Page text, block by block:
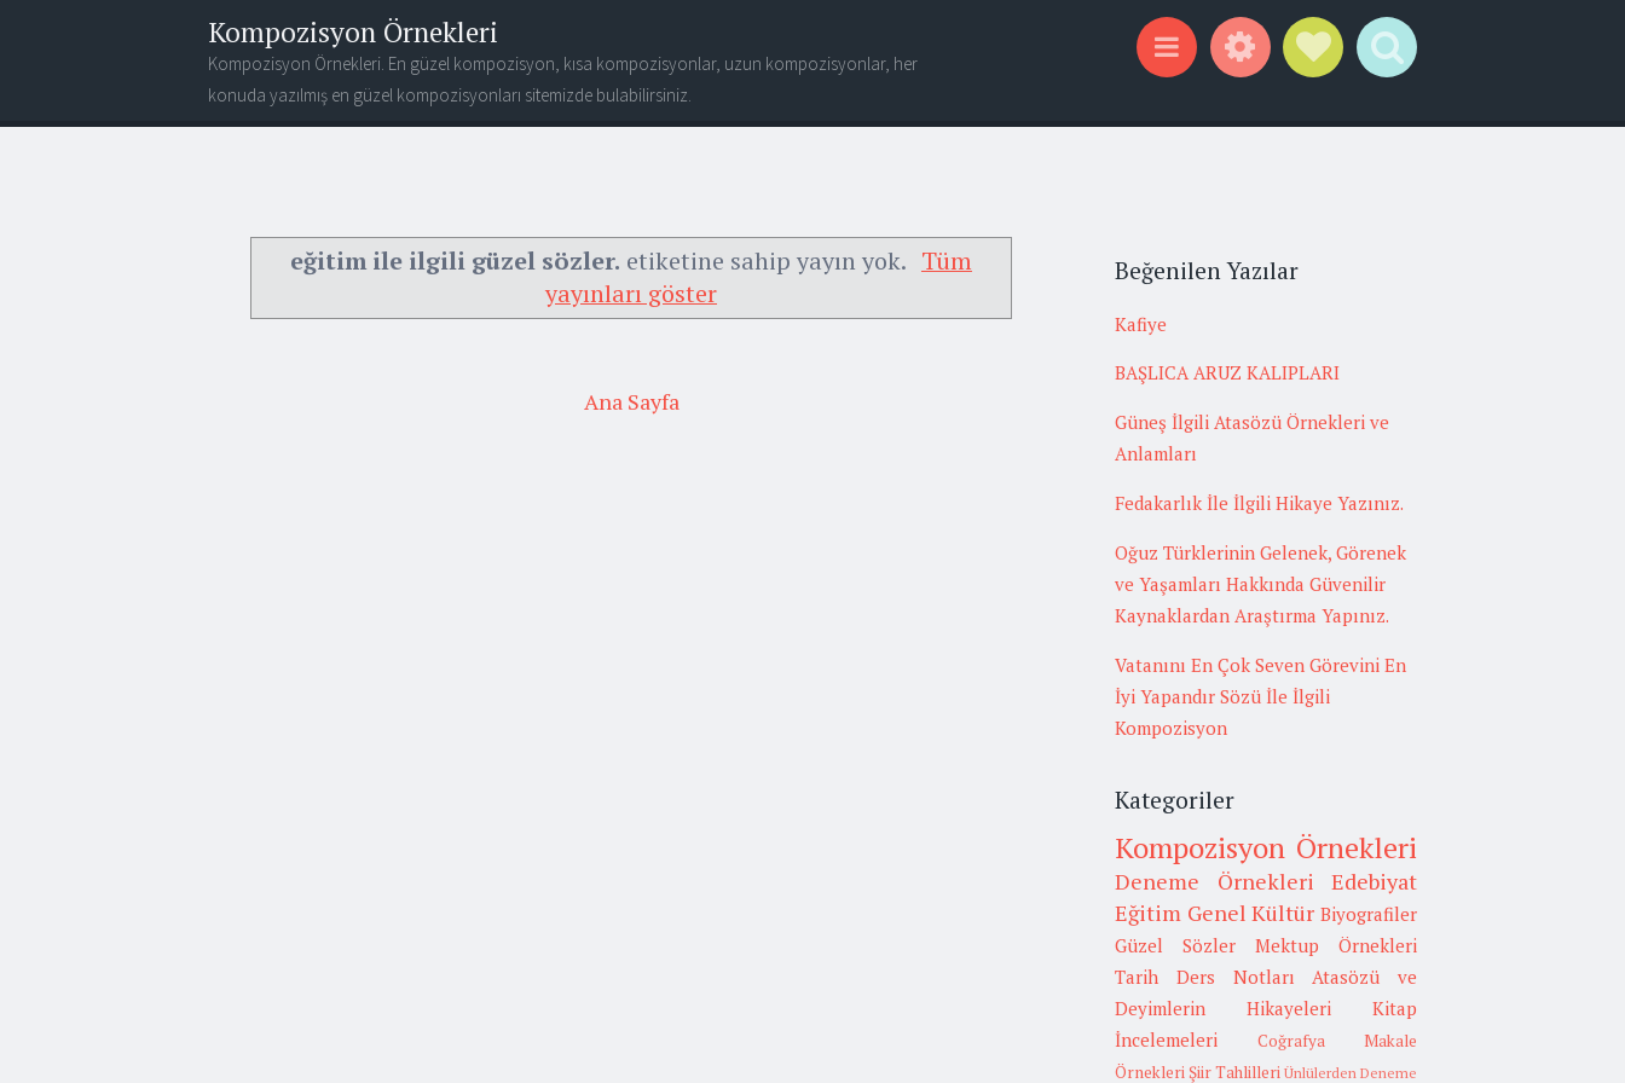
Kompozisyon Örnekleri
Kompozisyon Örnekleri. En güzel kompozisyon, kısa kompozisyonlar, uzun kompozisyonlar, her
konuda yazılmış en güzel kompozisyonları sitemizde bulabilirsiniz.
eğitim ile ilgili güzel sözler. etiketine sahip yayın yok. Tüm
yayınları göster
Ana Sayfa
Beğenilen Yazılar
Kafiye
BAŞLICA ARUZ KALIPLARI
Güneş İlgili Atasözü Örnekleri ve
Anlamları
Fedakarlık İle İlgili Hikaye Yazınız.
Oğuz Türklerinin Gelenek, Görenek
ve Yaşamları Hakkında Güvenilir
Kaynaklardan Araştırma Yapınız.
Vatanını En Çok Seven Görevini En
İyi Yapandır Sözü İle İlgili
Kompozisyon
Kategoriler
Kompozisyon Örnekleri
Deneme Örnekleri
Edebiyat
Eğitim Genel Kültür Biyografiler
Güzel Sözler
Mektup Örnekleri
Tarih
Ders Notları
Atasözü ve
Deyimlerin Hikayeleri
Kitap
İncelemeleri
Coğrafya
Makale
Örnekleri Şiir Tahlilleri Ünlülerden Deneme